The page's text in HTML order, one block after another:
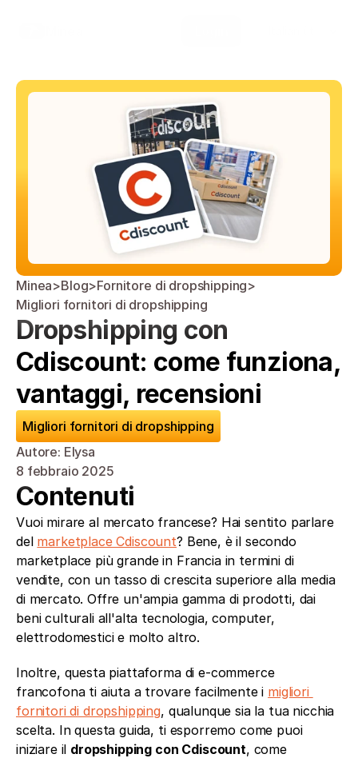
Minea>Blog>Fornitore di dropshipping>
Migliori fornitori di dropshipping
Dropshipping con
Cdiscount: come funziona,
vantaggi, recensioni
Migliori fornitori di dropshipping
Autore: Elysa
8 febbraio 2025
Contenuti
Vuoi mirare al mercato francese? Hai sentito parlare
del marketplace Cdiscount? Bene, è il secondo
marketplace più grande in Francia in termini di
vendite, con un tasso di crescita superiore alla media
di mercato. Offre un'ampia gamma di prodotti, dai
beni culturali all'alta tecnologia, computer,
elettrodomestici e molto altro.
Inoltre, questa piattaforma di e-commerce
francofona ti aiuta a trovare facilmente i migliori
fornitori di dropshipping, qualunque sia la tua nicchia
scelta. In questa guida, ti esporremo come puoi
iniziare il dropshipping con Cdiscount, come